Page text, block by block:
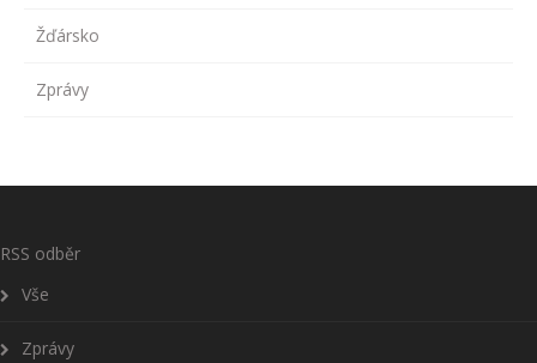
Žďársko
Zprávy
RSS odběr
Vše
Zprávy